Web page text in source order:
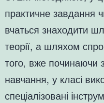
практичне завдання
вчаться знаходити
теорії, а шляхом
того, вже починаючи
навчання, у класі
спеціалізовані